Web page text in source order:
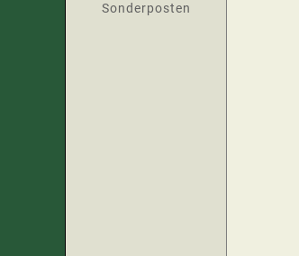
Sonderposten